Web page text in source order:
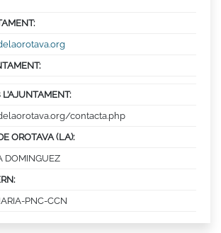
contacta.php
OROTAVA (LA):
DOMINGUEZ
PNC-CCN